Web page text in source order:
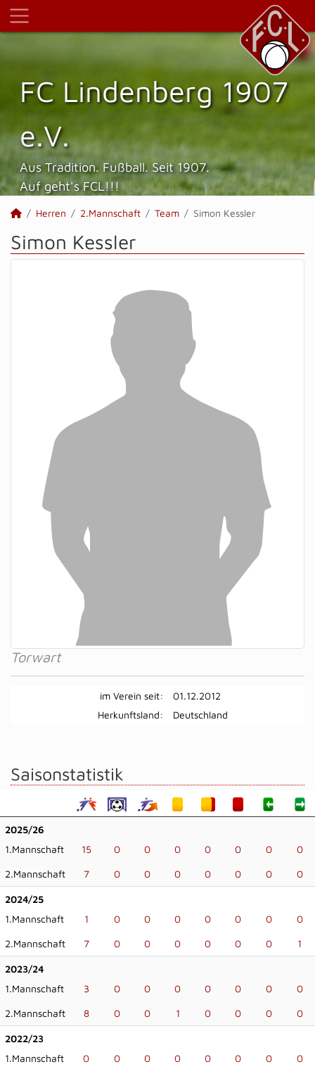
FC Lindenberg 1907
e.V.
Aus Tradition. Fußball. Seit 1907.
Auf geht's FCL!!!
Herren 2.Mannschaft Team Simon Kessler
Simon Kessler
Torwart
im Verein seit:
01.12.2012
Herkunftsland:
Deutschland
Saisonstatistik
2025/26
1.Mannschaft
15 0 0 0 0 0 0 0
2.Mannschaft 7 0 0 0 0 0 0 0
2024/25
1.Mannschaft
1 0 0 0 0 0 0 0
2.Mannschaft 7 0 0 0 0 0 0 1
2023/24
1.Mannschaft
3 0 0 0 0 0 0 0
2.Mannschaft 8 0 0 1 0 0 0 0
2022/23
1.Mannschaft
0 0 0 0 0 0 0 0